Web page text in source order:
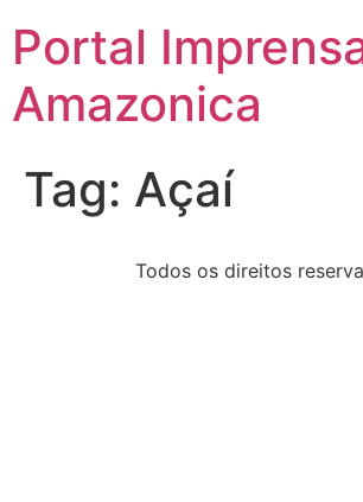
Portal
Amazonica
Tag: Açaí
Todos os direitos